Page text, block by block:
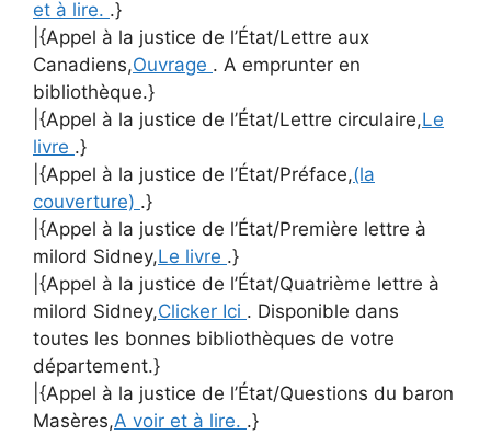
et à lire. .}
|{Appel à la justice de l’État/Lettre aux
Canadiens,Ouvrage . A emprunter en
bibliothèque.}
|{Appel à la justice de l’État/Lettre circulaire,Le
livre .}
|{Appel à la justice de l’État/Préface,(la
couverture) .}
|{Appel à la justice de l’État/Première lettre à
milord Sidney,Le livre .}
|{Appel à la justice de l’État/Quatrième lettre à
milord Sidney,Clicker Ici . Disponible dans
toutes les bonnes bibliothèques de votre
département.}
|{Appel à la justice de l’État/Questions du baron
Masères,A voir et à lire. .}